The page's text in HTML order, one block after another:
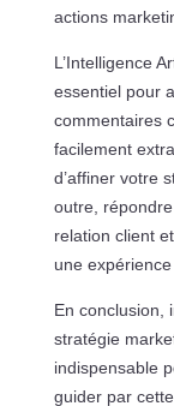
actions
L’Intelligence
essentiel pour
commentaires
facilement
d’affiner votre
outre,
relation client
une
En conclusion,
stratégie
indispensable
guider par cette